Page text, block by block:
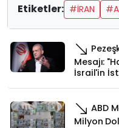
Etiketler: #İRAN
Mesajı:
İsrail'in
ABD
Milyon